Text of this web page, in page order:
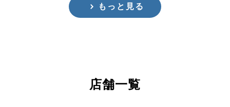
もっと見る
店舗一覧